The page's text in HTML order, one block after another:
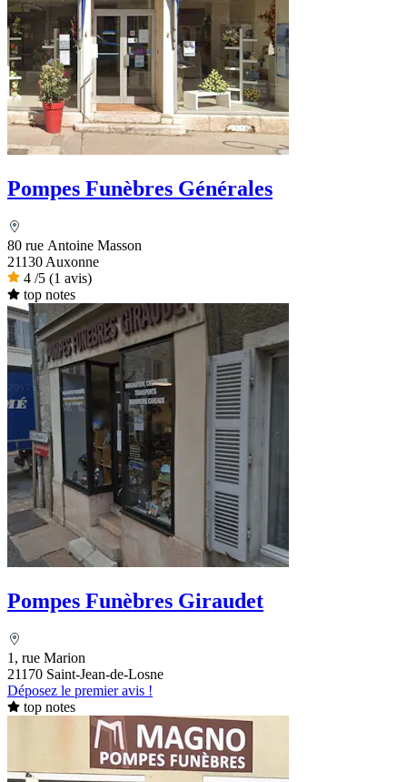
Pompes Funèbres Générales
80 rue Antoine Masson
21130 Auxonne
4 /5 (1 avis)
top notes
Pompes Funèbres Giraudet
1, rue Marion
21170 Saint-Jean-de-Losne
Déposez le premier avis !
top notes